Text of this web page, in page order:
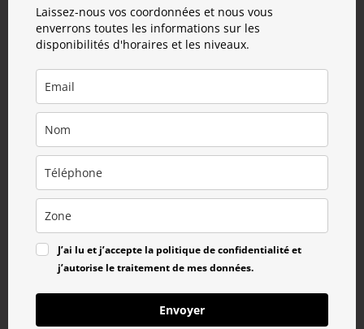
Laissez-nous vos coordonnées et nous vous
enverrons toutes les informations sur les
disponibilités d'horaires et les niveaux.
J’ai lu et j’accepte la politique de confidentialité et
j’autorise le traitement de mes données.
Envoyer